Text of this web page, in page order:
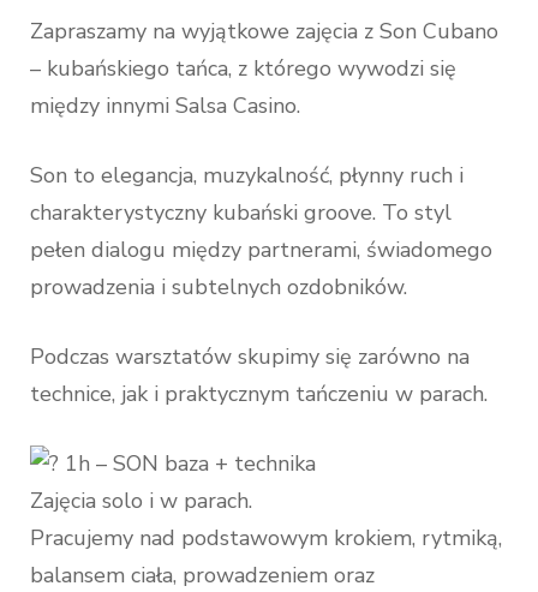
Zapraszamy na wyjątkowe zajęcia z Son Cubano
– kubańskiego tańca, z którego wywodzi się
między innymi Salsa Casino.
Son to elegancja, muzykalność, płynny ruch i
charakterystyczny kubański groove. To styl
pełen dialogu między partnerami, świadomego
prowadzenia i subtelnych ozdobników.
Podczas warsztatów skupimy się zarówno na
technice, jak i praktycznym tańczeniu w parach.
1h – SON baza + technika
Zajęcia solo i w parach.
Pracujemy nad podstawowym krokiem, rytmiką,
balansem ciała, prowadzeniem oraz